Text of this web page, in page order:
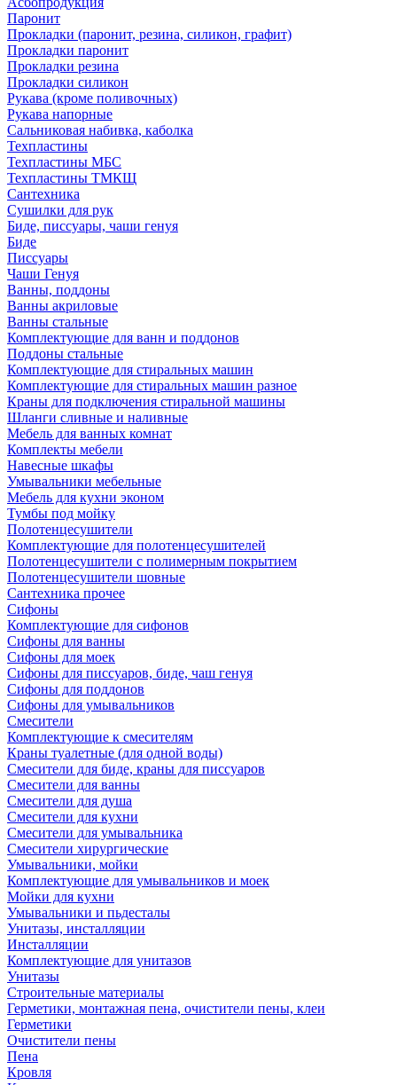
Паронит
Прокладки (паронит, резина, силикон, графит)
Прокладки паронит
Прокладки резина
Прокладки силикон
Рукава (кроме поливочных)
Рукава напорные
Сальниковая набивка, каболка
Техпластины
Техпластины МБС
Техпластины ТМКЩ
Сантехника
Сушилки для рук
Биде, писсуары, чаши генуя
Биде
Писсуары
Чаши Генуя
Ванны, поддоны
Ванны акриловые
Ванны стальные
Комплектующие для ванн и поддонов
Поддоны стальные
Комплектующие для стиральных машин
Комплектующие для стиральных машин разное
Краны для подключения стиральной машины
Шланги сливные и наливные
Мебель для ванных комнат
Комплекты мебели
Навесные шкафы
Умывальники мебельные
Мебель для кухни эконом
Тумбы под мойку
Полотенцесушители
Комплектующие для полотенцесушителей
Полотенцесушители с полимерным покрытием
Полотенцесушители шовные
Сантехника прочее
Сифоны
Комплектующие для сифонов
Сифоны для ванны
Сифоны для моек
Сифоны для писсуаров, биде, чаш генуя
Сифоны для поддонов
Сифоны для умывальников
Смесители
Комплектующие к смесителям
Краны туалетные (для одной воды)
Смесители для биде, краны для писсуаров
Смесители для ванны
Смесители для душа
Смесители для кухни
Смесители для умывальника
Смесители хирургические
Умывальники, мойки
Комплектующие для умывальников и моек
Мойки для кухни
Умывальники и пьдесталы
Унитазы, инсталляции
Инсталляции
Комплектующие для унитазов
Унитазы
Строительные материалы
Герметики, монтажная пена, очистители пены, клеи
Герметики
Очистители пены
Пена
Кровля